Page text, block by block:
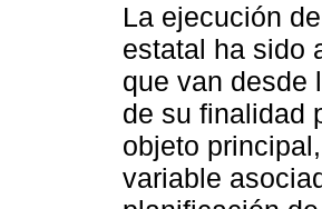
La ejecución
estatal ha sido
que van desde
de su finalidad
objeto
variable